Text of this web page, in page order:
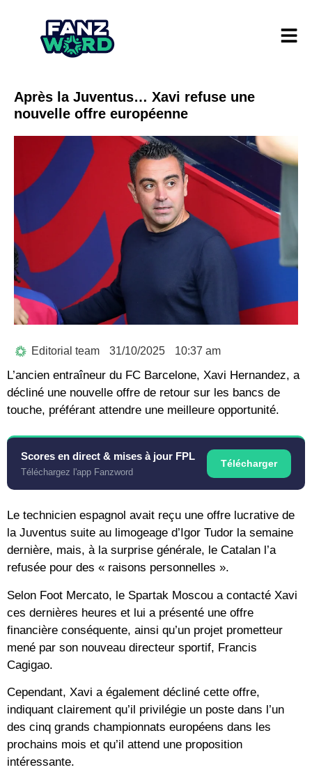
Après la Juventus… Xavi refuse une
nouvelle offre européenne
Editorial team 31/10/2025 10:37 am
L’ancien entraîneur du FC Barcelone, Xavi Hernandez, a
décliné une nouvelle offre de retour sur les bancs de
touche, préférant attendre une meilleure opportunité.
Scores en direct & mises à jour FPL
Téléchargez l'app Fanzword
Télécharger
Le technicien espagnol avait reçu une offre lucrative de
la Juventus suite au limogeage d’Igor Tudor la semaine
dernière, mais, à la surprise générale, le Catalan l’a
refusée pour des « raisons personnelles ».
Selon Foot Mercato, le Spartak Moscou a contacté Xavi
ces dernières heures et lui a présenté une offre
financière conséquente, ainsi qu’un projet prometteur
mené par son nouveau directeur sportif, Francis
Cagigao.
Cependant, Xavi a également décliné cette offre,
indiquant clairement qu’il privilégie un poste dans l’un
des cinq grands championnats européens dans les
prochains mois et qu’il attend une proposition
intéressante.